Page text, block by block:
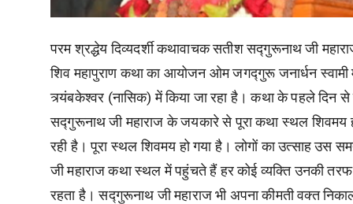
परम श्रद्धेय दिव्यदर्शी कथावाचक सतीश सद्गुरूनाथ जी
शिव महापुराण कथा का आयोजन ओम जगद्गुरू जनार्धन स्वामी
त्र्यंबकेश्वर (नासिक) में किया जा रहा है। कथा के पहले दिन से
सद्गुरूनाथ जी महाराज के जयकारे से पूरा कथा स्थल शिवमय
रही है। पूरा स्थल शिवमय हो गया है। लोगों का उत्साह उस
जी महाराज कथा स्थल में पहुंचते हैं हर कोई व्यक्ति उनकी
रहता है। सद्गुरूनाथ जी महाराज भी अपना कीमती वक्त